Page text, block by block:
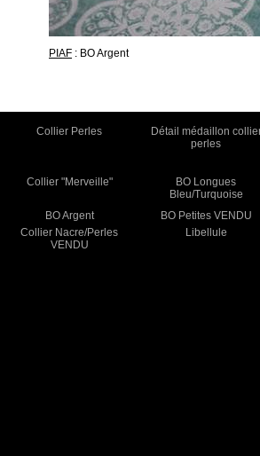
PIAF : BO Argent
Collier Perles
Détail médaillon
perles
Collier "Merveille"
BO Longues
Bleu/Turquoise
BO Argent
BO Petites VENDU
Collier Nacre/Perles
VENDU
Libellule